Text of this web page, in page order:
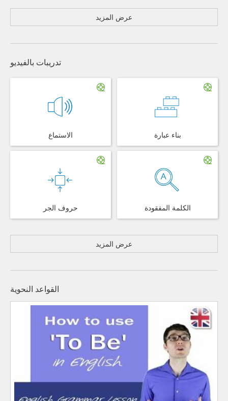
عرض المزيد
تدريبات بالفيديو
الاستماع بناء عبارة
حروف الجر الكلمة المفقودة
عرض المزيد
القواعد النحوية